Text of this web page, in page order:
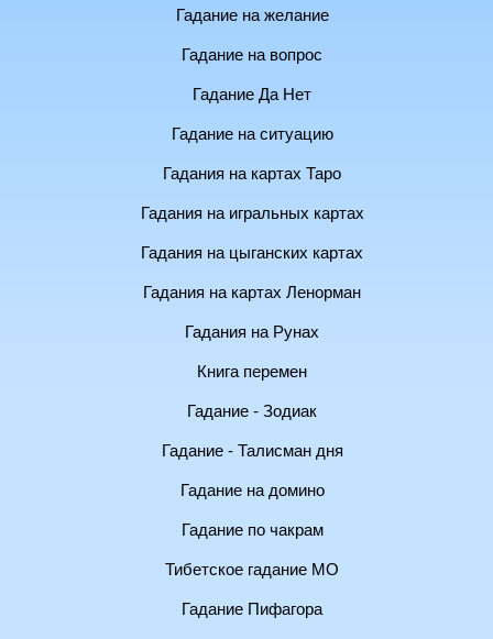
Гадание на желание
Гадание на вопрос
Гадание Да Нет
Гадание на ситуацию
Гадания на картах Таро
Гадания на игральных картах
Гадания на цыганских картах
Гадания на картах Ленорман
Гадания на Рунах
Книга перемен
Гадание - Зодиак
Гадание - Талисман дня
Гадание на домино
Гадание по чакрам
Тибетское гадание МО
Гадание Пифагора